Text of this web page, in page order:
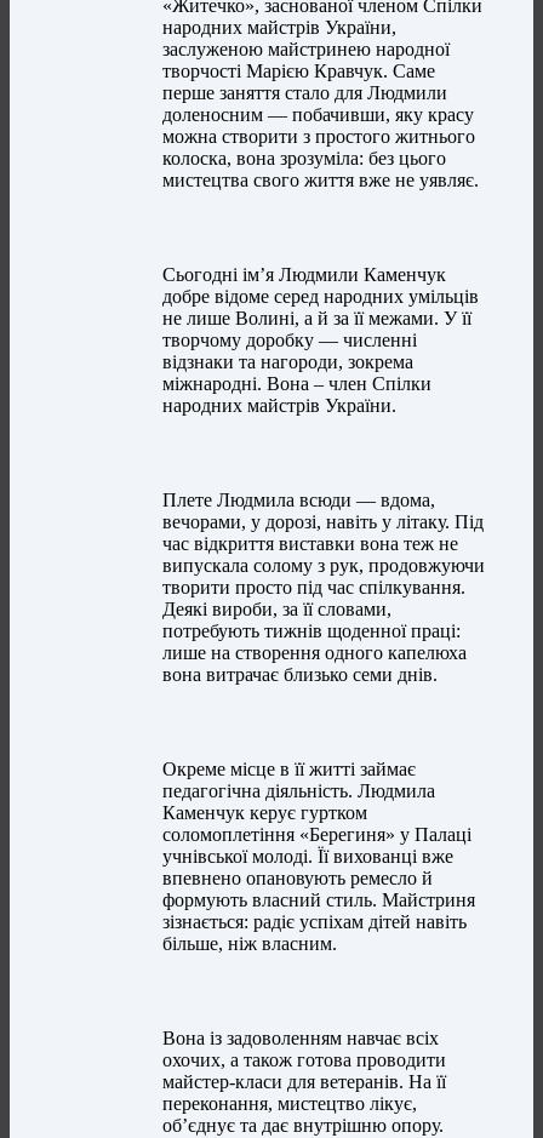
«Житечко», заснованої членом Спілки
народних майстрів України,
заслуженою майстринею народної
творчості Марією Кравчук. Саме
перше заняття стало для Людмили
доленосним — побачивши, яку красу
можна створити з простого житнього
колоска, вона зрозуміла: без цього
мистецтва свого життя вже не уявляє.
Сьогодні ім’я Людмили Каменчук
добре відоме серед народних умільців
не лише Волині, а й за її межами. У її
творчому доробку — численні
відзнаки та нагороди, зокрема
міжнародні. Вона – член Спілки
народних майстрів України.
Плете Людмила всюди — вдома,
вечорами, у дорозі, навіть у літаку. Під
час відкриття виставки вона теж не
випускала солому з рук, продовжуючи
творити просто під час спілкування.
Деякі вироби, за її словами,
потребують тижнів щоденної праці:
лише на створення одного капелюха
вона витрачає близько семи днів.
Окреме місце в її житті займає
педагогічна діяльність. Людмила
Каменчук керує гуртком
соломоплетіння «Берегиня» у Палаці
учнівської молоді. Її вихованці вже
впевнено опановують ремесло й
формують власний стиль. Майстриня
зізнається: радіє успіхам дітей навіть
більше, ніж власним.
Вона із задоволенням навчає всіх
охочих, а також готова проводити
майстер-класи для ветеранів. На її
переконання, мистецтво лікує,
об’єднує та дає внутрішню опору.